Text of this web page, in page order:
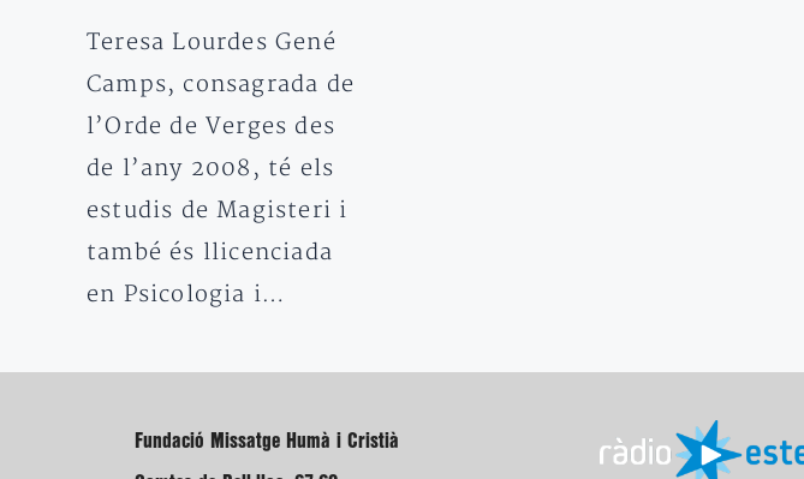
Teresa Lourdes Gené
Camps, consagrada de
l’Orde de Verges des
de l’any 2008, té els
estudis de Magisteri i
també és llicenciada
en Psicologia i…
Fundació Missatge Humà i Cristià